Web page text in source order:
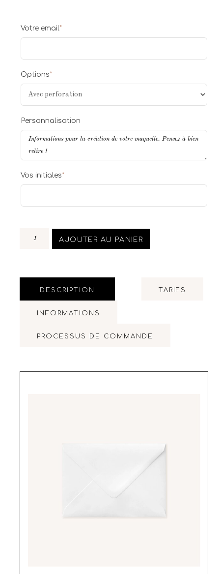
Votre email*
Options*
Personnalisation
Vos initiales*
AJOUTER AU PANIER
DESCRIPTION TARIFS
INFORMATIONS
PROCESSUS DE COMMANDE